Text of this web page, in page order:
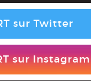
sur Twitter
sur Instagram